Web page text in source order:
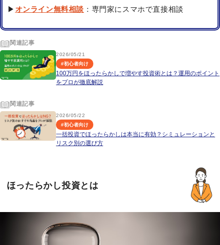
▶ オンライン無料相談 ：専門家にスマホで直接相談
関連記事
2026/05/21
#初心者向け
100万円をほったらかしで増やす投資術とは？運用のポイント
をプロが徹底解説
関連記事
2026/05/22
#初心者向け
一括投資でほったらかしは本当に有効？シミュレーションと
リスク別の選び方
ほったらかし投資とは